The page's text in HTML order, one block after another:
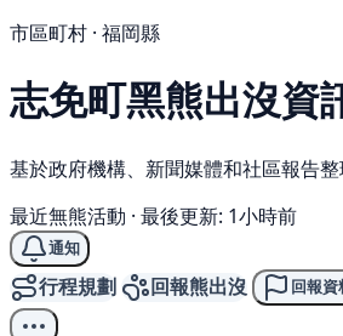
市區町村 · 福岡縣
志免町黑熊出沒資
基於政府機構、新聞媒體和社區報告整
最近無熊活動 · 最後更新: 1小時前
通知
行程規劃 回報熊出沒 回報資